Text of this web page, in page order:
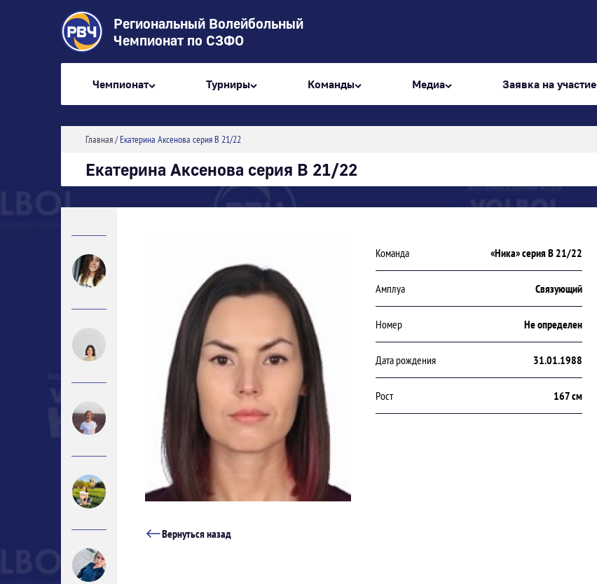
Региональный Волейбольный
Чемпионат по СЗФО
Чемпионат Турниры Команды Медиа Заявка на участие
Главная/Екатерина Аксенова серия В 21/22
Екатерина Аксенова серия В 21/22
Команда «Ника» серия В 21/22
Амплуа Связующий
Номер Не определен
Дата рождения 31.01.1988
Рост 167 см
Вернуться назад